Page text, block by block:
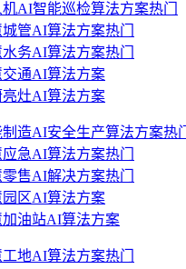
机AI智能巡检算法方案热门
城管AI算法方案热门
水务AI算法方案热门
交通AI算法方案
亮灶AI算法方案
制造AI安全生产算法方案热门
应急AI算法方案热门
零售AI解决方案热门
园区AI算法方案
加油站AI算法方案
工地AI算法方案热门